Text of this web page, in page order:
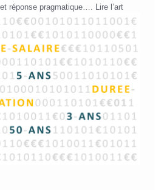
réponse pragmatique…. Lire l’art